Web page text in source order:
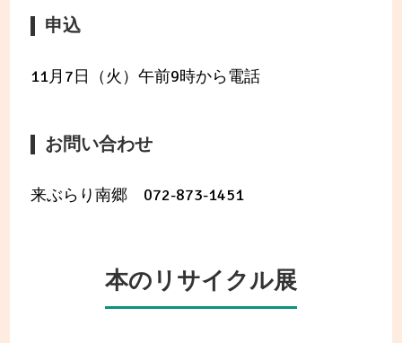
申込
11月7日（火）午前9時から電話
お問い合わせ
来ぶらり南郷 072-873-1451
本のリサイクル展